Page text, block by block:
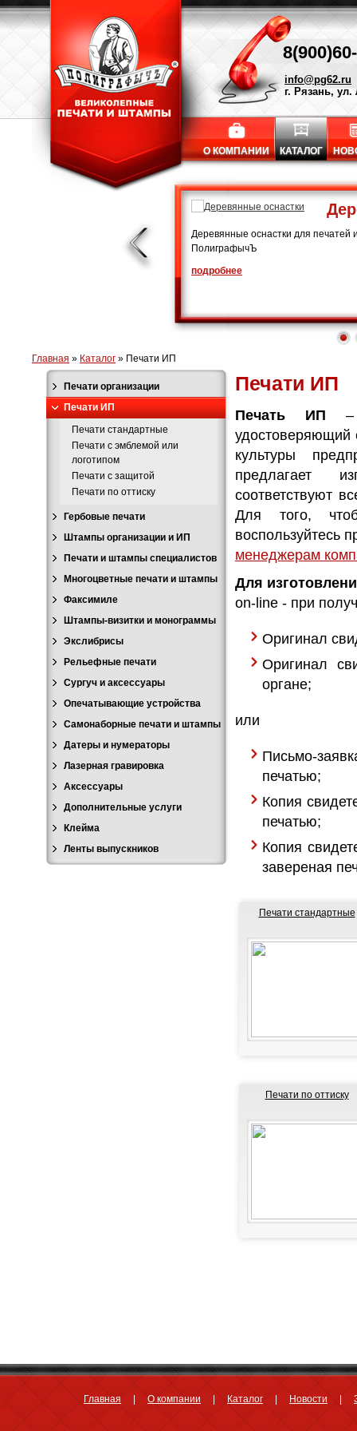
info@pg62.ru
г. Рязань,
О КОМПАНИИ КАТАЛОГ
Деревянные оснастки для печатей
ПолиграфычЪ
подробнее
Главная » Каталог » Печати ИП
Печати ИП
Печать ИП
удостоверяющий
культуры
предлагает
соответствуют
Для того,
воспользуйтесь
менеджерам
Для
on-line - при
Оригинал
Оригинал
органе;
или
Письмо-
печатью;
Копия
печатью;
Копия
завереная
Печати стандартные
Печати по оттиску
Печати организации
Печати ИП
Печати стандартные
Печати с эмблемой или
логотипом
Печати с защитой
Печати по оттиску
Гербовые печати
Штампы организации и ИП
Печати и штампы специалистов
Многоцветные печати и штампы
Факсимиле
Штампы-визитки и монограммы
Экслибрисы
Рельефные печати
Сургуч и аксессуары
Опечатывающие устройства
Самонаборные печати и штампы
Датеры и нумераторы
Лазерная гравировка
Аксессуары
Дополнительные услуги
Клейма
Ленты выпускников
Главная О компании Каталог Новости